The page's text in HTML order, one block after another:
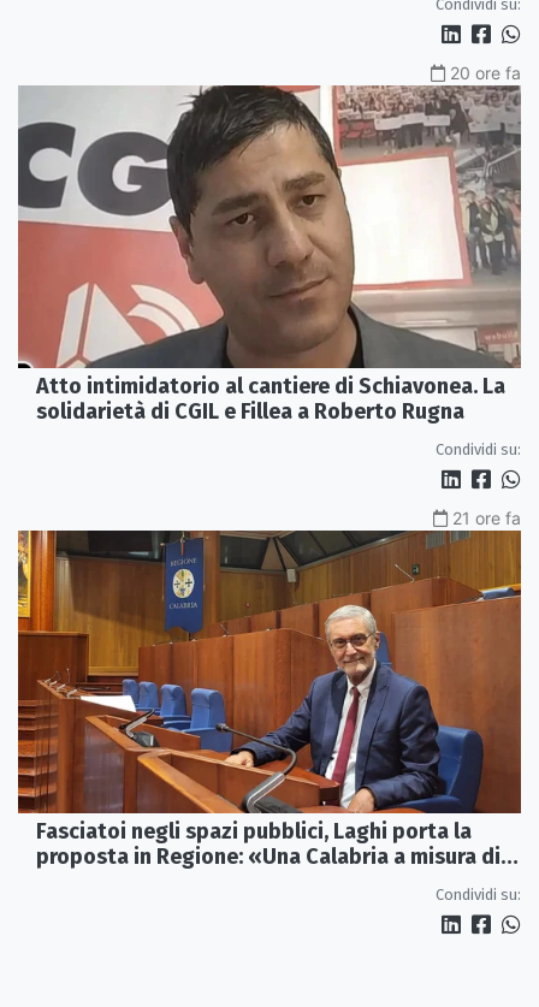
Condividi su:
20 ore fa
Atto intimidatorio al cantiere di Schiavonea. La
solidarietà di CGIL e Fillea a Roberto Rugna
Condividi su:
21 ore fa
Fasciatoi negli spazi pubblici, Laghi porta la
proposta in Regione: «Una Calabria a misura di
Condividi su: